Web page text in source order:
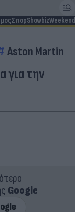
ΣπορShowbizWeekend
Aston Martin
για την
Google